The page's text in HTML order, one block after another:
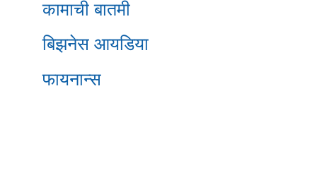
कामाची बातमी
बिझनेस आयडिया
फायनान्स